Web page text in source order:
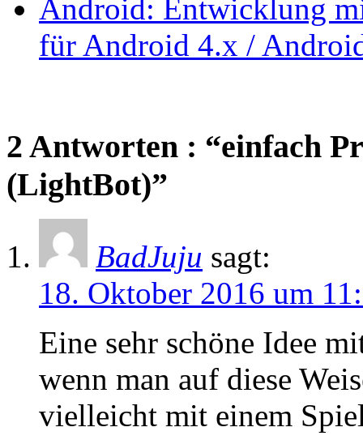
Android: Entwicklung
für Android 4.x /
2 Antworten : “einfach
(LightBot)”
BadJuju sagt:
18. Oktober 2016 um
Eine sehr schöne Idee
wenn man auf diese
vielleicht mit einem